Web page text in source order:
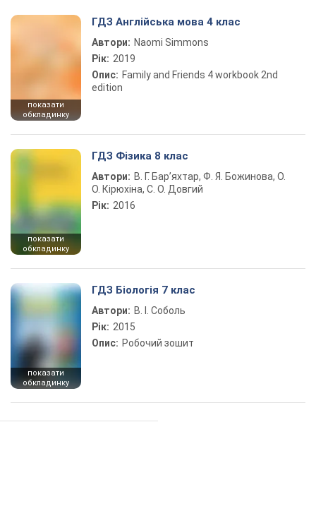
показати
обкладинку
ГДЗ Англійська мова 4 клас
Автори: Naomi Simmons
Рік: 2019
Опис: Family and Friends 4 workbook 2nd
edition
показати
обкладинку
ГДЗ Фізика 8 клас
Автори: В. Г. Бар’яхтар, Ф. Я. Божинова, О.
О. Кірюхіна, С. О. Довгий
Рік: 2016
показати
обкладинку
ГДЗ Біологія 7 клас
Автори: В. І. Соболь
Рік: 2015
Опис: Робочий зошит